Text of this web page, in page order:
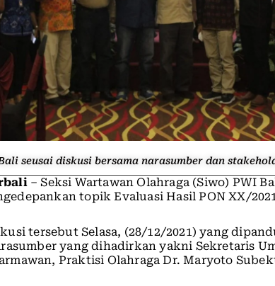
seusai diskusi bersama narasumber dan
– Seksi Wartawan Olahraga (Siwo) PWI
topik Evaluasi Hasil PON XX/
tersebut Selasa, (28/12/2021) yang
yang dihadirkan yakni Sekretaris
Praktisi Olahraga Dr. Maryoto